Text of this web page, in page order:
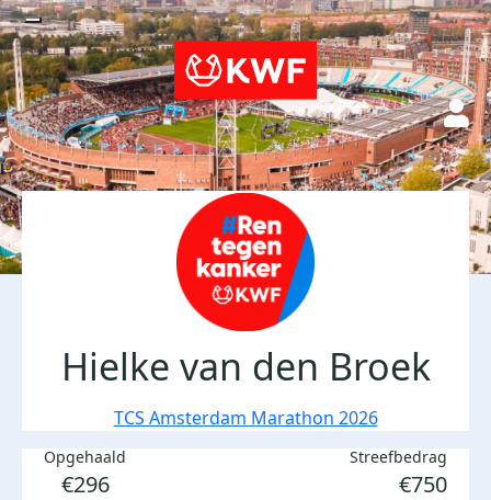
Hielke van den Broek
TCS Amsterdam Marathon 2026
Opgehaald
€296
Streefbedrag
€750